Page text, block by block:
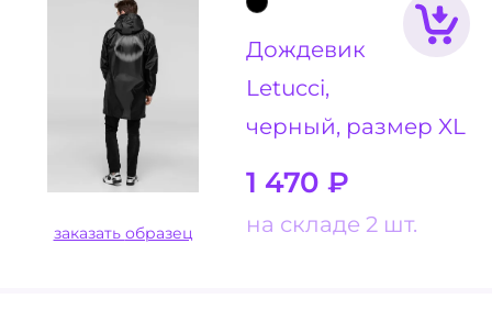
Дождевик
Letucci,
черный, размер XL
1 470 ₽
на складе 2 шт.
заказать образец